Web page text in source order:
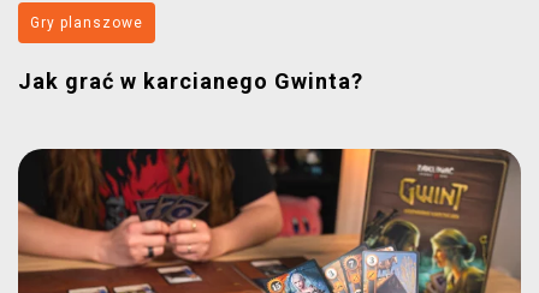
Gry planszowe
Jak grać w karcianego Gwinta?